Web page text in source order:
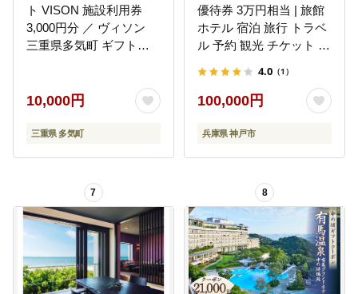
ト VISON 施設利用券
3,000円分 ／ ヴィソン
三重県多気町 ギフト券
温泉 宿泊 食事 薬草湯 マ
ルシェ 農産物 お伊勢参
り ペット キャンピング
券 リゾート感謝券 BBQ
伊勢 近畿 東海 国内 三重
県 多気町 VT-01
10,000円
三重県 多気町
優待券 3万円相当 | 旅館
ホテル 宿泊 旅行 トラベ
ル 予約 観光 チケット 兵
畿 人気 おすすめ
4.0 （1）
100,000円
兵庫県 神戸市
7 8